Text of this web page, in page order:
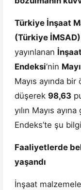
Türkiye İnşaat
(Türkiye İMSAD)
yayınlanan
Endeksi’nin
Mayıs ayında
düşerek 98,63
yılın Mayıs
Endeks’te şu
Faaliyetlerde
yaşandı
İnşaat